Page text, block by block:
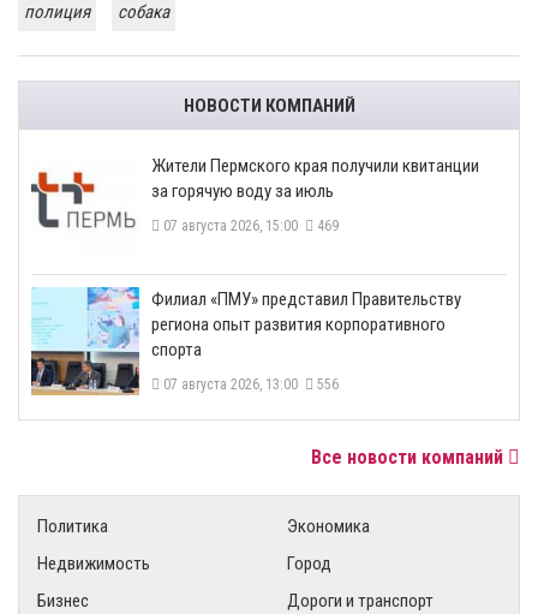
полиция
собака
НОВОСТИ КОМПАНИЙ
​Жители Пермского края получили квитанции
за горячую воду за июль
07 августа 2026, 15:00 469
​Филиал «ПМУ» представил Правительству
региона опыт развития корпоративного
спорта
07 августа 2026, 13:00 556
Все новости компаний
Политика
Экономика
Недвижимость
Город
Бизнес
Дороги и транспорт